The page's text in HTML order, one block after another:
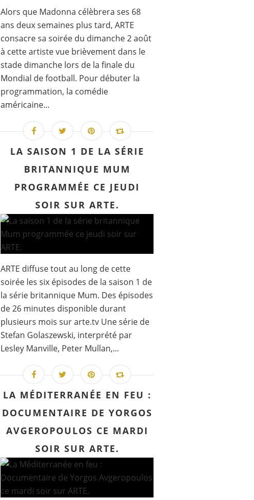
Alors que Madonna célèbrera ses 68
ans deux semaines plus tard, ARTE
consacre sa soirée du dimanche 2 août
à cette artiste vue brièvement dans le
stade dimanche lors de la finale du
Mondial de football. Pour débuter la
programmation, la comédie
américaine...
LA SAISON 1 DE LA SÉRIE
BRITANNIQUE MUM
PROGRAMMÉE CE JEUDI
SOIR SUR ARTE.
ARTE diffuse tout au long de cette
soirée les six épisodes de la saison 1 de
la série britannique Mum. Des épisodes
de 26 minutes disponible durant
plusieurs mois sur arte.tv Une série de
Stefan Golaszewski, interprété par
Lesley Manville, Peter Mullan,...
LA MÉDITERRANÉE EN FEU :
DOCUMENTAIRE DE YORGOS
AVGEROPOULOS CE MARDI
SOIR SUR ARTE.